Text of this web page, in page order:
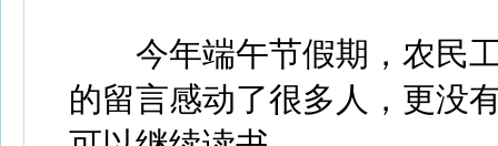
今年端午节假期，农民工
的留言感动了很多人，更没